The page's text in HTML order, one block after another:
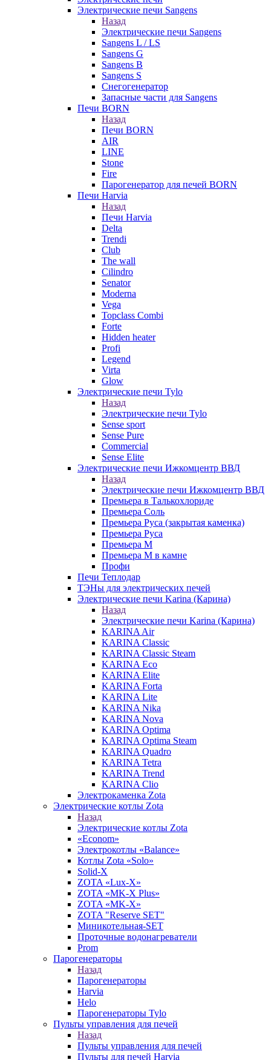
Электрические печи Sangens
Назад
Электрические печи Sangens
Sangens L / LS
Sangens G
Sangens B
Sangens S
Снегогенератор
Запасные части для Sangens
Печи BORN
Назад
Печи BORN
AIR
LINE
Stone
Fire
Парогенератор для печей BORN
Печи Harvia
Назад
Печи Harvia
Delta
Trendi
Club
The wall
Cilindro
Senator
Moderna
Vega
Topclass Combi
Forte
Hidden heater
Profi
Legend
Virta
Glow
Электрические печи Tylo
Назад
Электрические печи Tylo
Sense sport
Sense Pure
Commercial
Sense Elite
Электрические печи Ижкомцентр ВВД
Назад
Электрические печи Ижкомцентр ВВД
Премьера в Талькохлориде
Премьера Cоль
Премьера Руса (закрытая каменка)
Премьера Руса
Премьера М
Премьера М в камне
Профи
Печи Теплодар
ТЭНы для электрических печей
Электрические печи Karina (Карина)
Назад
Электрические печи Karina (Карина)
KARINA Air
KARINA Classic
KARINA Classic Steam
KARINA Eco
KARINA Elite
KARINA Forta
KARINA Lite
KARINA Nika
KARINA Nova
KARINA Optima
KARINA Optima Steam
KARINA Quadro
KARINA Tetra
KARINA Trend
KARINA Clio
Электрокаменка Zota
Электрические котлы Zota
Назад
Электрические котлы Zota
«Econom»
Электрокотлы «Balance»
Котлы Zota «Solo»
Solid-X
ZOTA «Lux-X»
ZOTA «MK-X Plus»
ZOTA «MK-X»
ZOTA "Reserve SET"
Миникотельная-SET
Проточные водонагреватели
Prom
Парогенераторы
Назад
Парогенераторы
Harvia
Helo
Парогенераторы Tylo
Пульты управления для печей
Назад
Пульты управления для печей
Пульты для печей Harvia